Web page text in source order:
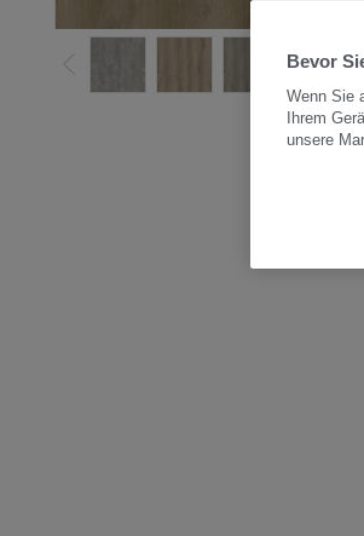
Alle
Bevor
Wenn Sie
Ihrem
unsere